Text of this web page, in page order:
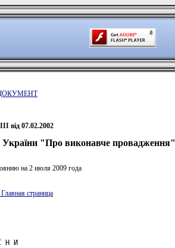
від 07.02.2002
України "Про виконавче провадження"
на 2 июля 2009 года
страница
Н И